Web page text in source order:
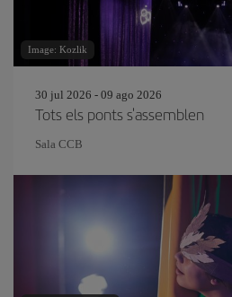
Image: Kozlik
30 jul 2026 - 09 ago 2026
Tots els ponts s'assemblen
Sala CCB